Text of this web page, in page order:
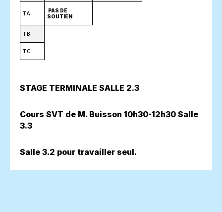
TA
PAS DE
SOUTIEN
TB
TC
STAGE TERMINALE SALLE 2.3
Cours SVT de M. Buisson 10h30-12h30 Salle
3.3
Salle 3.2 pour travailler seul.